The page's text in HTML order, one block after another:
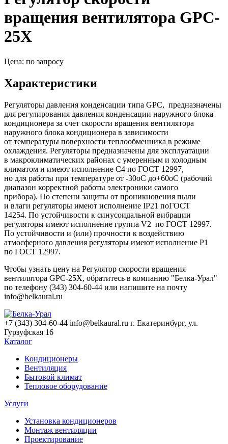
вращения вентилятора GPC-
25X
Цена: по запросу
Характеристики
Регуляторы давления конденсации типа GPC, предназначены
для регулирования давления конденсации наружного блока
кондиционера за счет скорости вращения вентилятора
наружного блока кондиционера в зависимости
от температуры поверхности теплообменника в режиме
охлаждения. Регуляторы предназначены для эксплуатации
в макроклиматических районах с умеренным и холодным
климатом и имеют исполнение С4 по ГОСТ 12997,
но для работы при температуре от -30оС до+60оС (рабочий
диапазон корректной работы электроники самого
прибора). По степени защиты от проникновения пыли
и влаги регуляторы имеют исполнение IP21 поГОСТ
14254. По устойчивости к синусоидальной вибрации
регуляторы имеют исполнение группа V2 по ГОСТ 12997.
По устойчивости и (или) прочности к воздействию
атмосферного давления регуляторы имеют исполнение Р1
по ГОСТ 12997.
Чтобы узнать цену на Регулятор скорости вращения
вентилятора GPC-25X, обратитесь в компанию "Белка-Урал"
по телефону (343) 304-60-44 или напишите на почту
info@belkaural.ru
+7 (343) 304-60-44 info@belkaural.ru г. Екатеринбург, ул.
Гурзуфская 16
Каталог
Кондиционеры
Вентиляция
Бытовой климат
Тепловое оборудование
Услуги
Установка кондиционеров
Монтаж вентиляции
Проектирование